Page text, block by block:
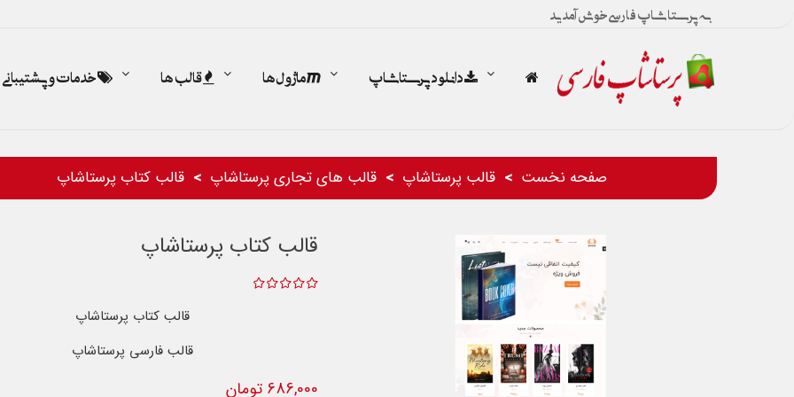
به پرستاشاپ فارسی خوش آمدید
دانلود پرستاشاپ ماژول ها قالب ها خدمات و پشتیبانی
صفحه نخست قالب پرستاشاپ قالب های تجاری پرستاشاپ قالب کتاب پرستاشاپ
قالب کتاب پرستاشاپ
قالب کتاب پرستاشاپ
قالب فارسی پرستاشاپ
686,000 تومان